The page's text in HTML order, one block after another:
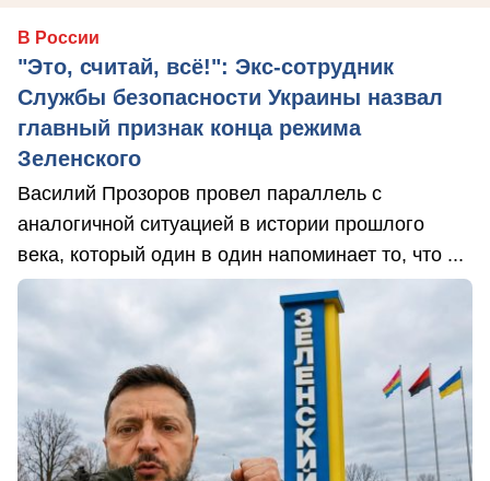
В России
"Это, считай, всё!": Экс-сотрудник
Службы безопасности Украины назвал
главный признак конца режима
Зеленского
Василий Прозоров провел параллель с
аналогичной ситуацией в истории прошлого
века, который один в один напоминает то, что ...